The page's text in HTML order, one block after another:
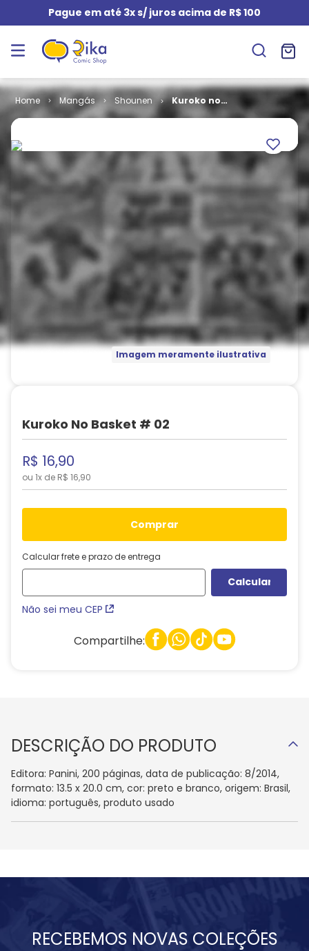
Pague em até 3x s/ juros acima de R$ 100
Mangás Shounen
Kuroko no
Basket # 02
Imagem meramente ilustrativa
Kuroko No Basket # 02
R$ 16,90
ou 1x de R$ 16,90
comprar
Calcular frete e prazo de entrega
Não sei meu CEP
Compartilhe:
DESCRIÇÃO DO PRODUTO
Editora: Panini, 200 páginas, data de publicação: 8/2014,
formato: 13.5 x 20.0 cm, cor: preto e branco, origem: Brasil,
idioma: português, produto usado
RECEBEMOS NOVAS COLEÇÕES